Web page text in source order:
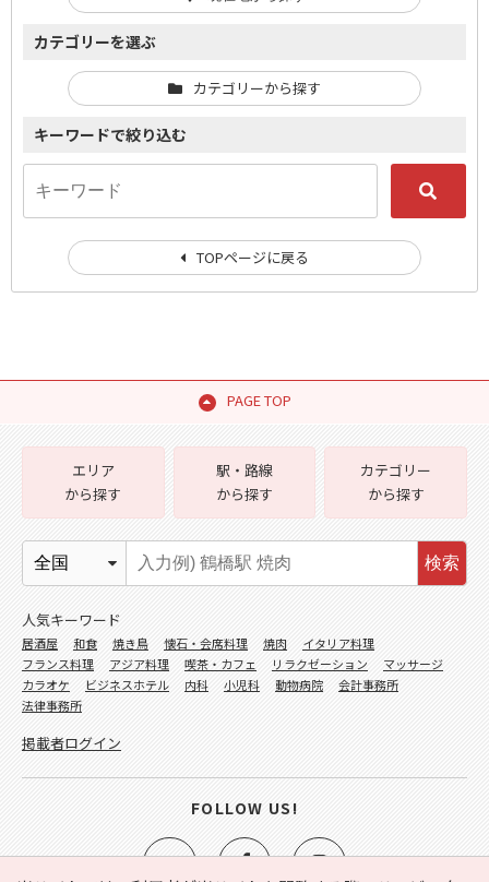
カテゴリーを選ぶ
カテゴリーから探す
キーワードで絞り込む
TOPページに戻る
PAGE TOP
エリア
から探す
駅・路線
から探す
カテゴリー
から探す
検索
人気キーワード
居酒屋 和食 焼き鳥 懐石・会席料理 焼肉
イタリア料理
フランス料理
アジア料理 喫茶・カフェ リラクゼーション
マッサージ
カラオケ
ビジネスホテル 内科 小児科 動物病院
会計事務所
法律事務所
掲載者ログイン
FOLLOW US!